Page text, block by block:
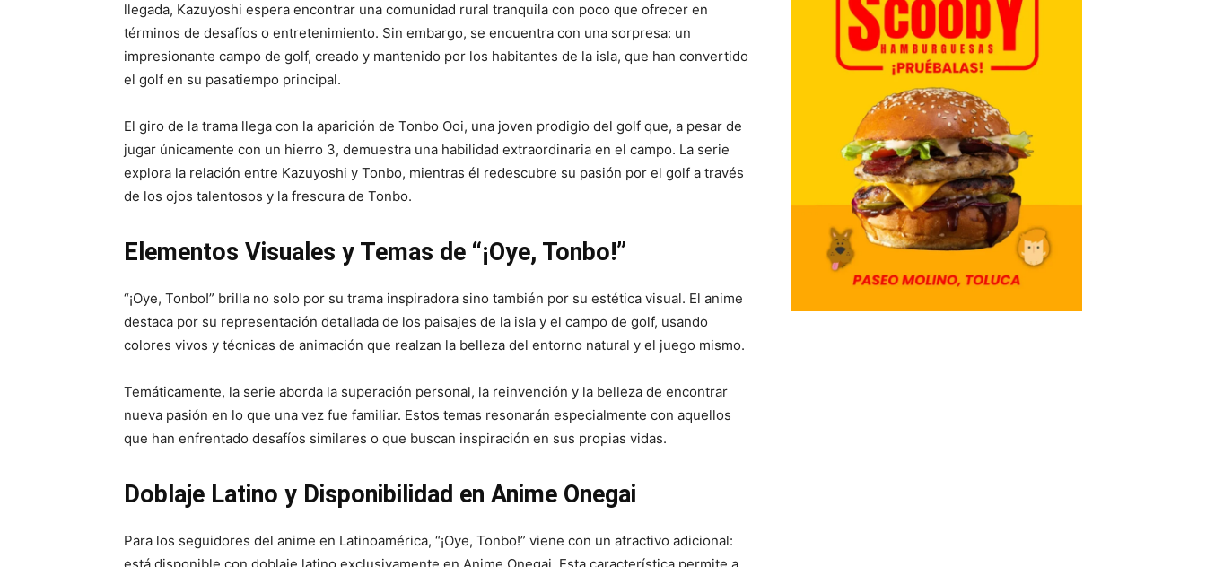
llegada, Kazuyoshi espera encontrar una comunidad rural tranquila con poco que ofrecer en
términos de desafíos o entretenimiento. Sin embargo, se encuentra con una sorpresa: un
impresionante campo de golf, creado y mantenido por los habitantes de la isla, que han convertido
el golf en su pasatiempo principal.
El giro de la trama llega con la aparición de Tonbo Ooi, una joven prodigio del golf que, a pesar de
jugar únicamente con un hierro 3, demuestra una habilidad extraordinaria en el campo. La serie
explora la relación entre Kazuyoshi y Tonbo, mientras él redescubre su pasión por el golf a través
de los ojos talentosos y la frescura de Tonbo.
Elementos Visuales y Temas de “¡Oye, Tonbo!”
“¡Oye, Tonbo!” brilla no solo por su trama inspiradora sino también por su estética visual. El anime
destaca por su representación detallada de los paisajes de la isla y el campo de golf, usando
colores vivos y técnicas de animación que realzan la belleza del entorno natural y el juego mismo.
Temáticamente, la serie aborda la superación personal, la reinvención y la belleza de encontrar
nueva pasión en lo que una vez fue familiar. Estos temas resonarán especialmente con aquellos
que han enfrentado desafíos similares o que buscan inspiración en sus propias vidas.
Doblaje Latino y Disponibilidad en Anime Onegai
Para los seguidores del anime en Latinoamérica, “¡Oye, Tonbo!” viene con un atractivo adicional: